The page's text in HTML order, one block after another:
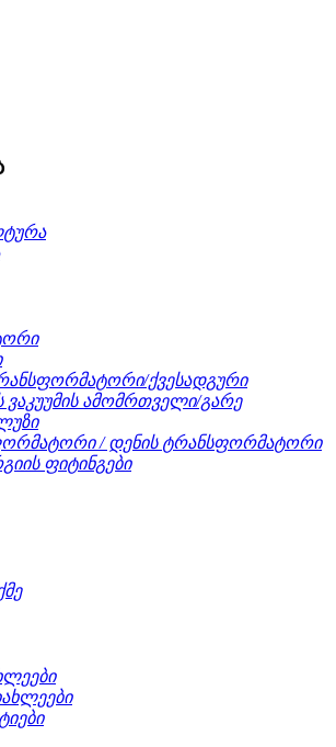
ქვესადგური
ვაკუუმის ამომრთველი/გარე
/ დენის ტრანსფორმატორი
ფიტინგები